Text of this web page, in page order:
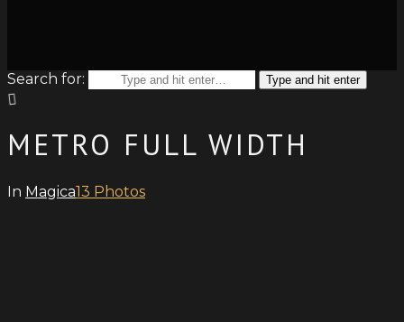
Search for: Type and hit enter
METRO FULL WIDTH
In Magica13 Photos